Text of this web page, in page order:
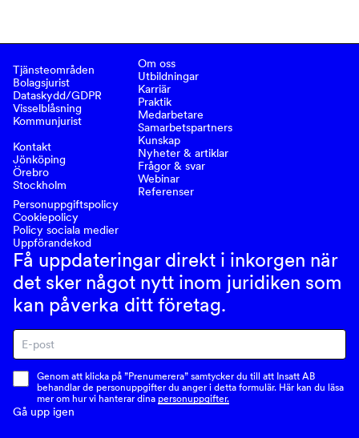
Tjänsteområden
Bolagsjurist
Dataskydd/GDPR
Visselblåsning
Kommunjurist
Om oss
Utbildningar
Karriär
Praktik
Medarbetare
Samarbetspartners
Kontakt
Jönköping
Örebro
Stockholm
Kunskap
Nyheter & artiklar
Frågor & svar
Webinar
Referenser
Personuppgiftspolicy
Cookiepolicy
Policy sociala medier
Uppförandekod
Få uppdateringar direkt i inkorgen när
det sker något nytt inom juridiken som
kan påverka ditt företag.
Genom att klicka på ”Prenumerera” samtycker du till att Insatt AB
behandlar de personuppgifter du anger i detta formulär. Här kan du läsa
mer om hur vi hanterar dina personuppgifter.
Gå upp igen